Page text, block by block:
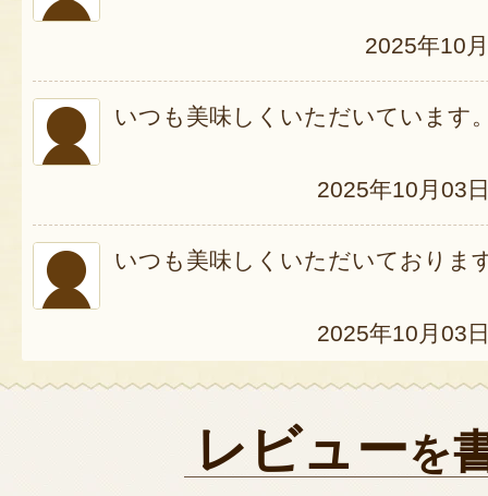
2025年10
いつも美味しくいただいています
2025年10月03
いつも美味しくいただいておりま
2025年10月03
2025年05月20
レビューを